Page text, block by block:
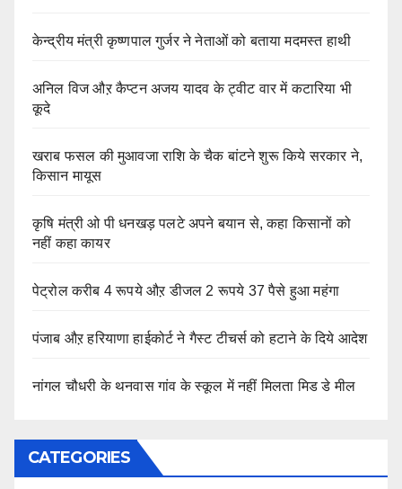
केन्द्रीय मंत्री कृष्णपाल गुर्जर ने नेताओं को बताया मदमस्त हाथी
अनिल विज औऱ कैप्टन अजय यादव के ट्वीट वार में कटारिया भी
कूदे
खराब फसल की मुआवजा राशि के चैक बांटने शुरू किये सरकार ने,
किसान मायूस
कृषि मंत्री ओ पी धनखड़ पलटे अपने बयान से, कहा किसानों को
नहीं कहा कायर
पेट्रोल करीब 4 रूपये औऱ डीजल 2 रूपये 37 पैसे हुआ महंगा
पंजाब औऱ हरियाणा हाईकोर्ट ने गैस्ट टीचर्स को हटाने के दिये आदेश
नांगल चौधरी के थनवास गांव के स्कूल में नहीं मिलता मिड डे मील
CATEGORIES